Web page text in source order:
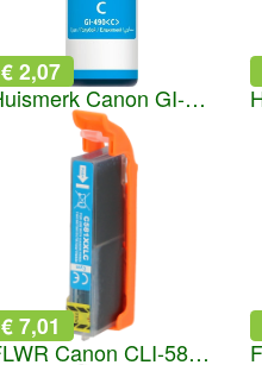
€ 2,07
Huismerk Canon GI-590 cyaan
€ 7,01
FLWR Canon CLI-581XXL cyaan